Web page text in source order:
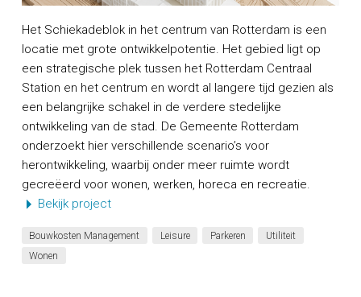
Het Schiekadeblok in het centrum van Rotterdam is een
locatie met grote ontwikkelpotentie. Het gebied ligt op
een strategische plek tussen het Rotterdam Centraal
Station en het centrum en wordt al langere tijd gezien als
een belangrijke schakel in de verdere stedelijke
ontwikkeling van de stad. De Gemeente Rotterdam
onderzoekt hier verschillende scenario’s voor
herontwikkeling, waarbij onder meer ruimte wordt
gecreëerd voor wonen, werken, horeca en recreatie.
Bekijk project
Bouwkosten Management Leisure Parkeren
Utiliteit
Wonen